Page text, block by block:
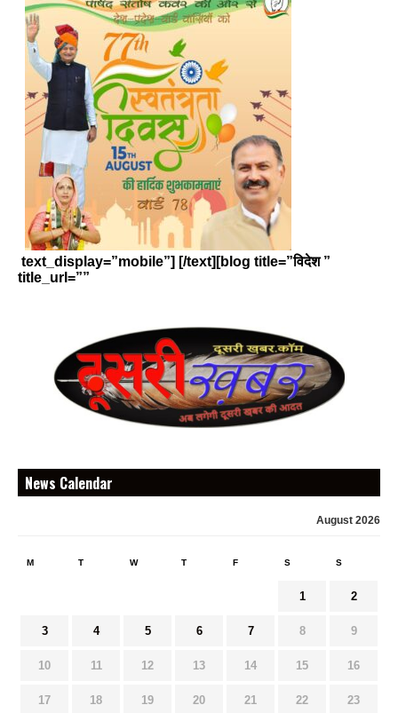
text_display=”mobile”] [/text][blog title=”विदेश ”
title_url=””
News Calendar
August 2026
M T W T F S S
1 2
3 4 5 6 7 8 9
10 11 12 13 14 15 16
17 18 19 20 21 22 23